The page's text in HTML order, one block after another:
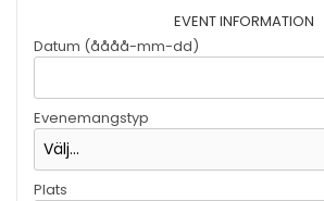
EVENT INFORMATION
Datum (åååå-mm-dd)
Evenemangstyp
Plats